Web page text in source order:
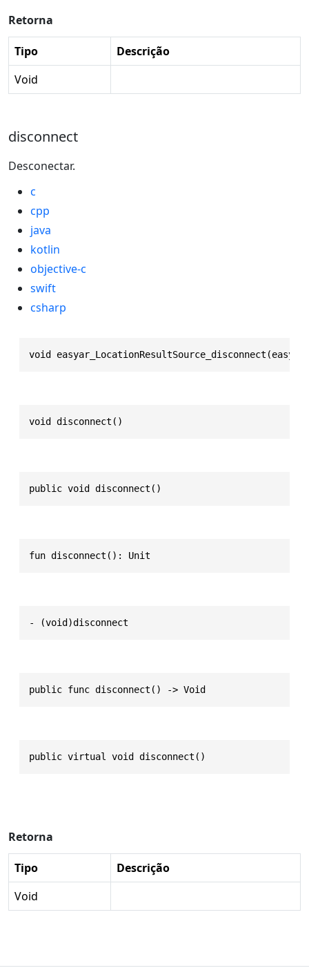
Retorna
Tipo
Descrição
Void
disconnect
Desconectar.
c
cpp
java
kotlin
objective-c
swift
csharp
void
void disconnect()
public void disconnect()
fun disconnect(): Unit
- (void)disconnect
public func disconnect() -> Void
public virtual void disconnect()
Retorna
Tipo
Descrição
Void